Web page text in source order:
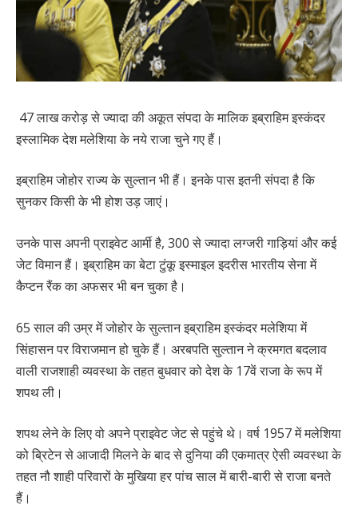
47 लाख करोड़ से ज्यादा की अकूत संपदा के मालिक इब्राहिम इस्कंदर
इस्लामिक देश मलेशिया के नये राजा चुने गए हैं।
इब्राहिम जोहोर राज्य के सुल्तान भी हैं। इनके पास इतनी संपदा है कि
सुनकर किसी के भी होश उड़ जाएं।
उनके पास अपनी प्राइवेट आर्मी है, 300 से ज्यादा लग्जरी गाड़ियां और कई
जेट विमान हैं। इब्राहिम का बेटा टुंकू इस्माइल इदरीस भारतीय सेना में
कैप्टन रैंक का अफसर भी बन चुका है।
65 साल की उम्र में जोहोर के सुल्तान इब्राहिम इस्कंदर मलेशिया में
सिंहासन पर विराजमान हो चुके हैं। अरबपति सुल्तान ने क्रमगत बदलाव
वाली राजशाही व्यवस्था के तहत बुधवार को देश के 17वें राजा के रूप में
शपथ ली।
शपथ लेने के लिए वो अपने प्राइवेट जेट से पहुंचे थे। वर्ष 1957 में मलेशिया
को ब्रिटेन से आजादी मिलने के बाद से दुनिया की एकमात्र ऐसी व्यवस्था के
तहत नौ शाही परिवारों के मुखिया हर पांच साल में बारी-बारी से राजा बनते
हैं।